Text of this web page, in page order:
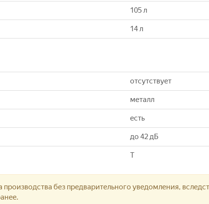
105 л
14 л
отсутствует
металл
есть
до 42 дБ
T
без предварительного уведомления,